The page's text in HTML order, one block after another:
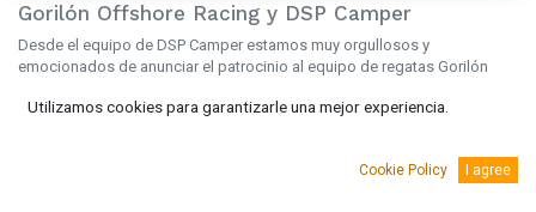
Gorilón Offshore Racing y DSP Camper
Desde el equipo de DSP Camper estamos muy orgullosos y
emocionados de anunciar el patrocinio al equipo de regatas Gorilón
competición regatas
Utilizamos cookies para garantizarle una mejor experiencia.
Cookie Policy I agree